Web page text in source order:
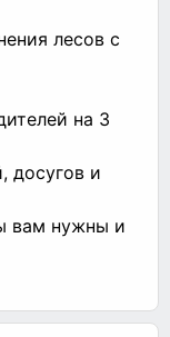
лесов с
на 3
досугов и
вам нужны и